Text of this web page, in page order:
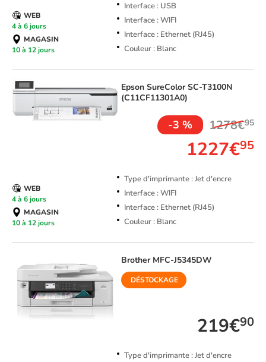
Interface : USB
Interface : WIFI
Interface : Ethernet (RJ45)
Couleur : Blanc
WEB
4 à 6 jours
MAGASIN
10 à 12 jours
Epson SureColor SC-T3100N
(C11CF11301A0)
-3 % 1278€95
1227€95
Type d'imprimante : Jet d'encre
Interface : WIFI
Interface : Ethernet (RJ45)
Couleur : Blanc
WEB
4 à 6 jours
MAGASIN
10 à 12 jours
Brother MFC-J5345DW
DÉSTOCKAGE
219€90
Type d'imprimante : Jet d'encre